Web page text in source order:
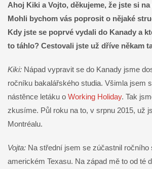
Ahoj Kiki a Vojto, děkujeme, že jste si
Mohli bychom vás poprosit o nějaké
Kdy jste se poprvé vydali do Kanady a
to táhlo? Cestovali jste už dříve někam
Kiki: Nápad vypravit se do Kanady jsme
ročníku bakalářského studia. Všimla jsem
nástěnce letáku o Working Holiday. Tak
zkusíme. Půl roku na to, v srpnu 2015, už
Montréalu.
Vojta: Na střední jsem se zúčastnil ročního
americkém Texasu. Na západ mě to od té